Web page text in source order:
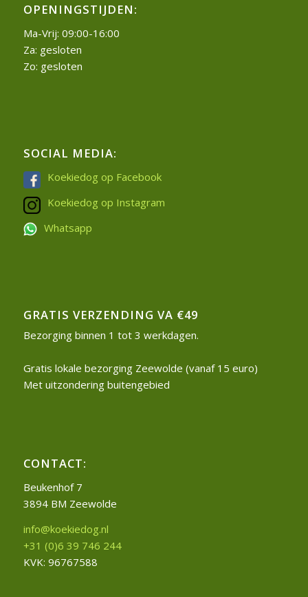
OPENINGSTIJDEN:
Ma-Vrij: 09:00-16:00
Za: gesloten
Zo: gesloten
SOCIAL MEDIA:
Koekiedog op Facebook
Koekiedog op Instagram
Whatsapp
GRATIS VERZENDING VA €49
Bezorging binnen 1 tot 3 werkdagen.
Gratis lokale bezorging Zeewolde (vanaf 15 euro)
Met uitzondering buitengebied
CONTACT:
Beukenhof 7
3894 BM Zeewolde
info@koekiedog.nl
+31 (0)6 39 746 244
KVK: 96767588